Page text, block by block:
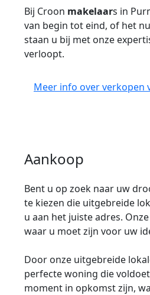
Bij Croon makelaars in
van begin tot eind, of het
staan u bij met onze
verloopt.
Meer info over verkopen
Aankoop
Bent u op zoek naar uw
te kiezen die uitgebreide
u aan het juiste adres. Onze
waar u moet zijn voor uw
Door onze uitgebreide
perfecte woning die
moment in opkomst zijn,